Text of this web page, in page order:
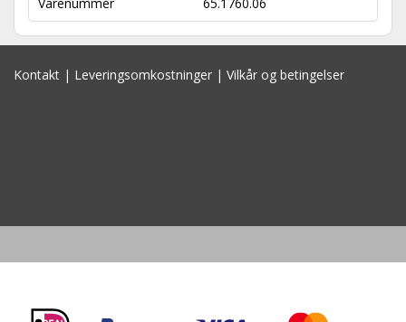
Kontakt | Leveringsomkostninger | Vilkår og betingelser